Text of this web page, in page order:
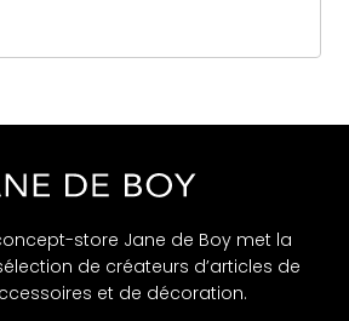
store Jane de Boy met la
de créateurs d’articles de
et de décoration.